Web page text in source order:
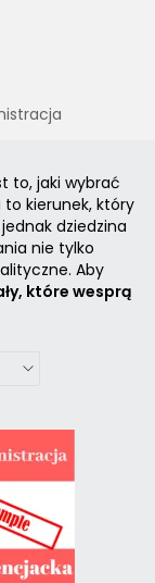
to, jaki wybrać
kierunek, który
dziedzina
nie tylko
Aby
które wesprą